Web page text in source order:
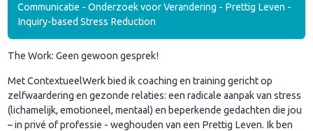
Communicatie - Onderzoek voor Verandering - Prettig Leven -
Inquiry-based Stress Reduction
The Work: Geen gewoon gesprek!
Met ContextueelWerk bied ik coaching en training gericht op
zelfwaardering en gezonde relaties: een radicale aanpak van stress
(lichamelijk, emotioneel, mentaal) en beperkende gedachten die jou
– in privé of professie - weghouden van een Prettig Leven. Ik ben